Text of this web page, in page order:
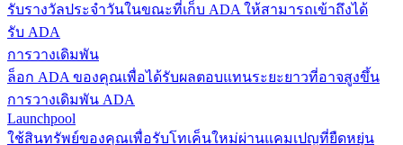
รับรางวัลประจำวันในขณะที่เก็บ ADA ให้สามารถเข้าถึงได้
รับ ADA
การวางเดิมพัน
ล็อก ADA ของคุณเพื่อได้รับผลตอบแทนระยะยาวที่อาจสูงขึ้น
การวางเดิมพัน ADA
Launchpool
ใช้สินทรัพย์ของคุณเพื่อรับโทเค็นใหม่ผ่านแคมเปญที่ยืดหยุ่น